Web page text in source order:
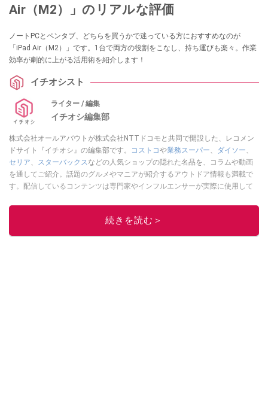
Air（M2）」のリアルな評価
ノートPCとペンタブ、どちらを買うかで迷っている方におすすめなのが
「iPad Air（M2）」です。1台で両方の役割をこなし、持ち運びも楽々。作業
効率が劇的に上がる活用術を紹介します！
イチオシスト
ライター / 編集
イチオシ編集部
株式会社オールアバウトが株式会社NTTドコモと共同で開設した、レコメン
ドサイト『イチオシ』の編集部です。
コストコや業務スーパー ダイソー
セリア
スターバックス などの人気ショップの隠れた名品を、コラムや動画
を通してご紹介。話題のグルメやマニアが紹介するアウトドア情報も満載で
す。配信しているコンテンツは専門家やインフルエンサーが実際に使用して
ニュースでフォロー
続きを読む＞